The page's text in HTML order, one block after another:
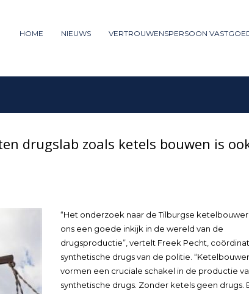
to support@website.com . Thank you!
HOME NIEUWS VERTROUWENSPERSOON
drugslab zoals ketels bouwen is
“Het onderzoek naar de Tilburgse
ons een goede inkijk in de wereld van de
drugsproductie”, vertelt Freek Pecht,
synthetische drugs van de politie.
vormen een cruciale schakel in de productie
synthetische drugs. Zonder ketels geen drugs.